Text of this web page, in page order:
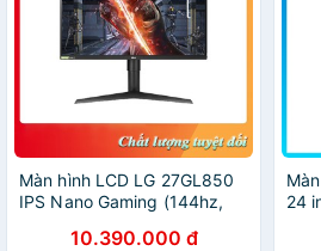
Màn hình LCD LG 27GL850
IPS Nano Gaming (144hz,
10.390.000 đ
24